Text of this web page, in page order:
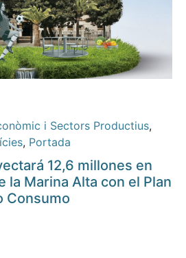
i Sectors Productius,
, Portada
12,6 millones en
la Marina Alta con el Plan
Consumo